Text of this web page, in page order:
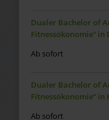
Dualer Bachelor of
Fitnessökonomie“ in
Ab sofort
Dualer Bachelor of
Fitnessökonomie“ in
Ab sofort